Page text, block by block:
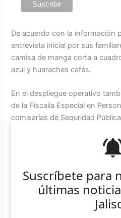
Suscríbete para
últimas
De acuerdo con la información
entrevista inicial por sus
camisa de manga corta a
azul y huaraches cafés.
En el despliegue operativo
de la Fiscalía Especial en
comisarías de Seguridad
Jalisco, del escuadrón canino y
familiares de la persona
entrevistas entre los
búsqueda en espacios